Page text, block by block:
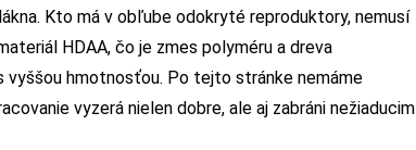
Kto má v obľube odokryté reproduktory, nemusí
HDAA, čo je zmes polyméru a dreva
vyššou hmotnosťou. Po tejto stránke nemáme
vyzerá nielen dobre, ale aj zabráni nežiaducim